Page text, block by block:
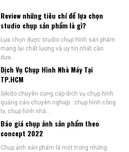
Review những tiêu chí để lựa chọn
studio chụp sản phẩm là gì?
Lựa chọn được studio chụp hình sản phẩm
mang lại chất lượng và uy tín nhất cần
dựa...
Dịch Vụ Chụp Hình Nhà Máy Tại
TP.HCM
Sikido chuyên cung cấp dịch vụ chụp hình
quảng cáo chuyên nghiệp : chụp hình công
ty, chụp hình nhà...
Báo giá chụp ảnh sản phẩm theo
concept 2022
Chụp ảnh sản phẩm là một trong những